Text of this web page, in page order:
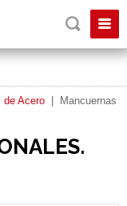
de Acero
Mancuernas